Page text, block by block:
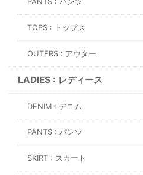
TOPS : トップス
OUTERS : アウター
LADIES : レディース
DENIM : デニム
PANTS : パンツ
SKIRT : スカート